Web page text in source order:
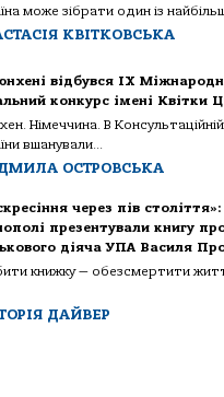
може зібрати один із
КВІТКОВСЬКА
відбувся IX
конкурс імені Квітки
Німеччина. В
вшанували...
ОСТРОВСЬКА
через пів століття»:
презентували книгу
діяча УПА Василя
книжку — обезсмертити
ДАЙВЕР